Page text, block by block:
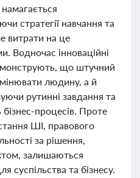
намагається
стратегії навчання та
витрати на це
Водночас інноваційні
що штучний
людину, а й
рутинні завдання та
процесів. Проте
ШІ, правового
за рішення,
залишаються
суспільства та бізнесу.